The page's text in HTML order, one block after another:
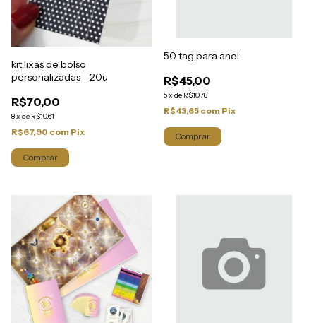
kit lixas de bolso
personalizadas - 20u
R$70,00
8x de R$10,61
R$67,90 com Pix
50 tag para anel
R$45,00
5x de R$10,78
R$43,65 com Pix